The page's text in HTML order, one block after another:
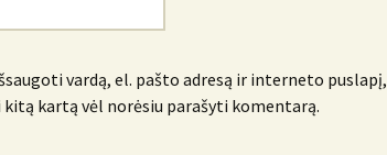
vardą, el. pašto adresą ir interneto puslapį,
kartą vėl norėsiu parašyti komentarą.